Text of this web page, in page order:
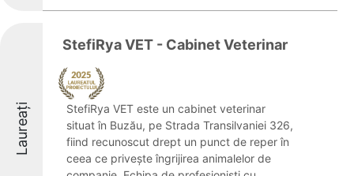
Laureați
StefiRya VET - Cabinet Veterinar
StefiRya VET este un cabinet veterinar
situat în Buzău, pe Strada Transilvaniei 326,
fiind recunoscut drept un punct de reper în
ceea ce privește îngrijirea animalelor de